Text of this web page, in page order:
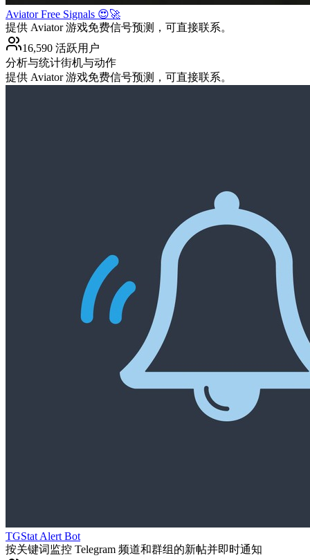
Aviator Free Signals 😍🚀
提供 Aviator 游戏免费信号预测，可直接联系。
16,590 活跃用户
分析与统计街机与动作
提供 Aviator 游戏免费信号预测，可直接联系。
TGStat Alert Bot
按关键词监控 Telegram 频道和群组的新帖并即时通知